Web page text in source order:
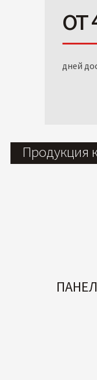
от
дней
Продукция